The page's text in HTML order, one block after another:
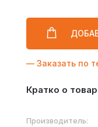
— Заказать по
Кратко о
Производитель: